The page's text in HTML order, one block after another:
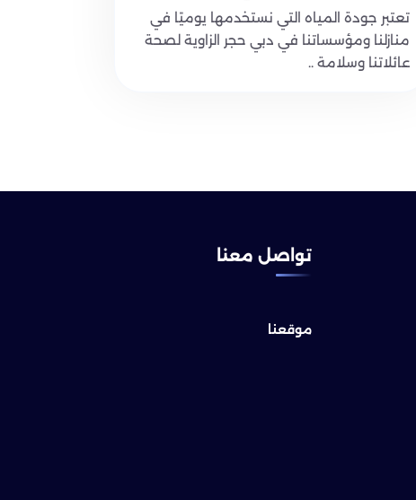
نقية
تعتبر جودة المياه التي نستخدمها يوميًا في
منازلنا ومؤسساتنا في دبي حجر الزاوية لصحة
عائلاتنا وسلامة ..
تواصل معنا
موقعنا